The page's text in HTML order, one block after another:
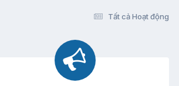
Tất cả Hoạt động